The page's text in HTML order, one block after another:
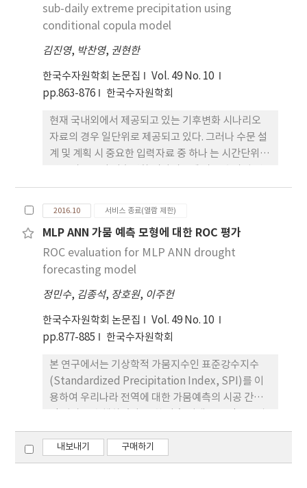
및 배수분구의 특성을 반영하고 있지 않아 빗물받이
가 제 기 능을 하지 못하는 곳이 산재하는 실정이다.
경사, 횡경사, 유입수심, 연결관의 수의 조건의 따른
실험을 통해 빗물받이 차집량 산정식을 조건별로 제
시하고자 한다. 특히, 기존의 빗물받이 수리실험에서
물받이 형태별 조건 및 연결관 개수에 따른 차집량 변
화를 분석하고 국내에 적용 가능한 빗물받이 차집량
산정식을 개발하였다.
sub-daily extreme precipitation using
conditional copula model
김진영, 박찬영, 권현한
한국수자원학회 논문집
Vol. 49 No. 10
pp.863-876
한국수자원학회
현재 국내외에서 제공되고 있는 기후변화 시나리오
자료의 경우 일단위로 제공되고 있다. 그러나 수문 설
계 및 계획 시 중요한 입력자료 중 하나 는 시간단위
동성을 평가하기 위해선 신뢰성 있는 상세화 기법이
필요하다. 국내외에서는 일단 위에서 일단위로 상세
화 하는 기법, 또는 공간상세화 기법 연구는 다수 진행
된바 있는 반면, 시간단위 상세화 기법 연구는 일단위
연구에 비해 상대 적으로 미진한 실정이다. 이러한 점
에서 본 연구에서는 기후변화 시나리오에 따른 영향
Copula 모형 을 활용하여 극치시간단위 강우량 상세
화 기법을 개발하였으며, 미래 RCP 8.5 시나리오를
활용하여 연대별 극치시간강우량을 생성하였다. 생성
해 결과를 제시하였으며, 본 연구결과는 수자원 분야
에서 미래 기후변화 영향을 평가하기 위한 기초자료
로 활용 될 수 있을 것으로 기대된다.
2016.10 서비스 종료(열람 제한)
MLP ANN 가뭄 예측 모형에 대한 ROC 평가
ROC evaluation for MLP ANN drought
forecasting model
정민수, 김종석, 장호원, 이주헌
한국수자원학회 논문집
Vol. 49 No. 10
pp.877-885
한국수자원학회
본 연구에서는 기상학적 가뭄지수인 표준강수지수
(Standardized Precipitation Index, SPI)를 이
용하여 우리나라 전역에 대한 가뭄예측의 시공 간적
망(Multi Layer Perceptron-Artificial Neural
Network, MLP-ANN) 예측 기법을 이용 하여
SPI(3), (6)에 대한 선행예보시간별 가뭄 예측을 실
내보내기 구매하기